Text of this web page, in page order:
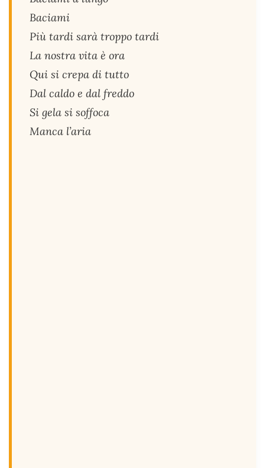
Baciami
Più tardi sarà troppo tardi
La nostra vita è ora
Qui si crepa di tutto
Dal caldo e dal freddo
Si gela si soffoca
Manca l’aria